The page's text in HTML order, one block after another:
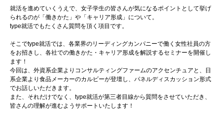
就活を進めていくうえで、女子学生の皆さんが気になるポイントとして挙げ
られるのが「働きかた」や「キャリア形成」について。
type就活でもたくさん質問を頂く項目です。
そこでtype就活では、各業界のリーディングカンパニーで働く女性社員の方
をお招きし、各社での働きかた・キャリア形成を解説するセミナーを開催し
ます！
今回は、外資系企業よりコンサルティングファームのアクセンチュアと、日
系企業より食品メーカーのカルビーが登壇し、パネルディスカッション形式
でお話しいただきます。
また、それだけでなく、type就活が第三者目線から質問をさせていただき、
皆さんの理解が進むようサポートいたします！